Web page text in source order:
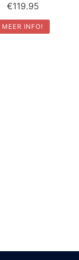
€119.95
MEER INFO!